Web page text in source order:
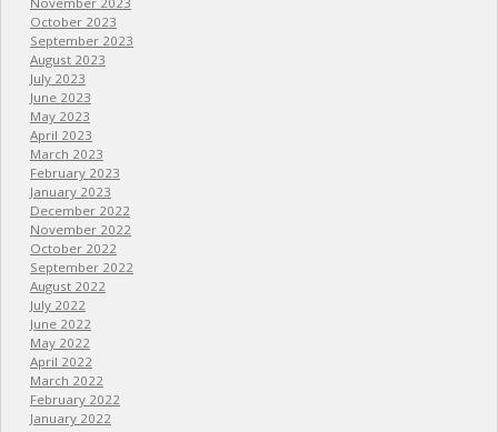
October 2023
September 2023
August 2023
July 2023
June 2023
May 2023
April 2023
March 2023
February 2023
January 2023
December 2022
November 2022
October 2022
September 2022
August 2022
July 2022
June 2022
May 2022
April 2022
March 2022
February 2022
January 2022